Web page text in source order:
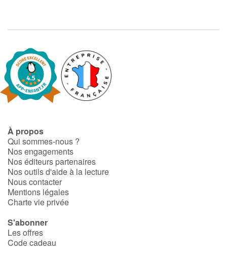
À propos
Qui sommes-nous ?
Nos engagements
Nos éditeurs partenaires
Nos outils d'aide à la lecture
Nous contacter
Mentions légales
Charte vie privée
S'abonner
Les offres
Code cadeau